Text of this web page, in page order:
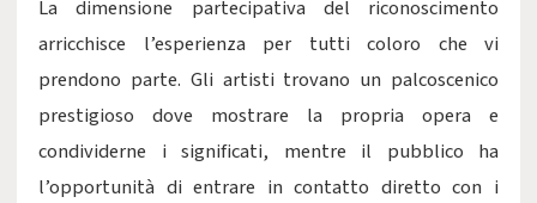
La dimensione partecipativa del riconoscimento
arricchisce l’esperienza per tutti coloro che vi
prendono parte. Gli artisti trovano un palcoscenico
prestigioso dove mostrare la propria opera e
condividerne i significati, mentre il pubblico ha
l’opportunità di entrare in contatto diretto con i